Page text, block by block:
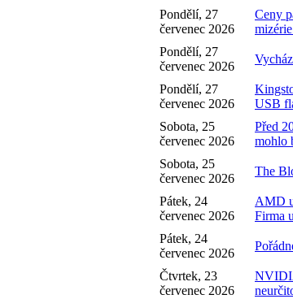
Pondělí, 27
červenec 2026
Ceny
Pondělí, 27
červenec 2026
Pondělí, 27
červenec 2026
USB
Sobota, 25
červenec 2026
Před
mohlo
Sobota, 25
červenec 2026
The
Pátek, 24
červenec 2026
AMD
Firma
Pátek, 24
červenec 2026
Čtvrtek, 23
červenec 2026